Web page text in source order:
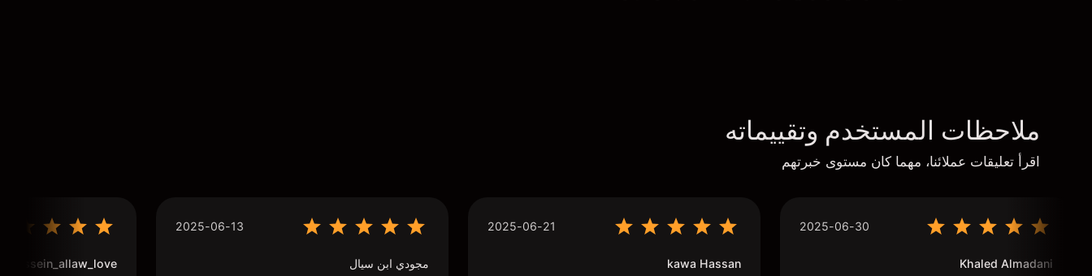
ملاحظات المستخدم وتقييماته
اقرأ تعليقات عملائنا، مهما كان مستوى خبرتهم
2025-06-30
Khaled Almadani
2025-06-21
kawa Hassan
2025-06-13
مجودي ابن سيال houssein_allaw_love